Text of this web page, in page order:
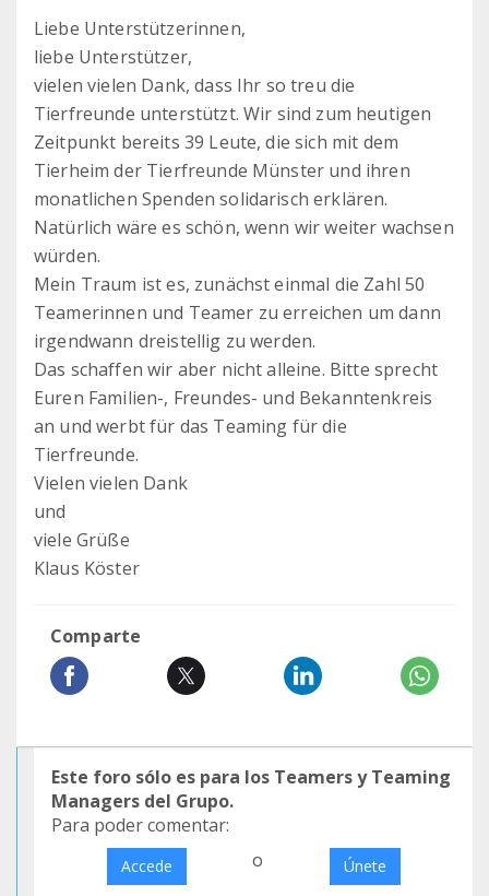
Liebe Unterstützerinnen,
liebe Unterstützer,
vielen vielen Dank, dass Ihr so treu die
Tierfreunde unterstützt. Wir sind zum heutigen
Zeitpunkt bereits 39 Leute, die sich mit dem
Tierheim der Tierfreunde Münster und ihren
monatlichen Spenden solidarisch erklären.
Natürlich wäre es schön, wenn wir weiter wachsen
würden.
Mein Traum ist es, zunächst einmal die Zahl 50
Teamerinnen und Teamer zu erreichen um dann
irgendwann dreistellig zu werden.
Das schaffen wir aber nicht alleine. Bitte sprecht
Euren Familien-, Freundes- und Bekanntenkreis
an und werbt für das Teaming für die
Tierfreunde.
Vielen vielen Dank
und
viele Grüße
Klaus Köster
Comparte
Este foro sólo es para los Teamers y Teaming
Managers del Grupo.
Para poder comentar:
Accede o Únete